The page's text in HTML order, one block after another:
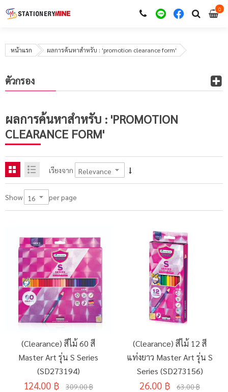
00
หน้าแรก ผลการค้นหาสำหรับ : 'promotion clearance form'
ผลการค้นหาสำหรับ : 'PROMOTION
CLEARANCE FORM'
เรียงจาก
Show per page
(Clearance) สีไม้ 60 สี
Master Art รุ่น S Series
(SD273194)
124.00 ฿ 309.00 ฿
(Clearance) สีไม้ 12 สี
แท่งยาว Master Art รุ่น S
Series (SD273156)
26.00 ฿ 63.00 ฿
ตัวกรอง